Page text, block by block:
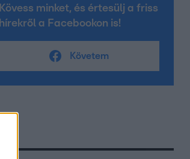
Kövess minket, és értesülj a friss
hírekről a Facebookon is!
Követem